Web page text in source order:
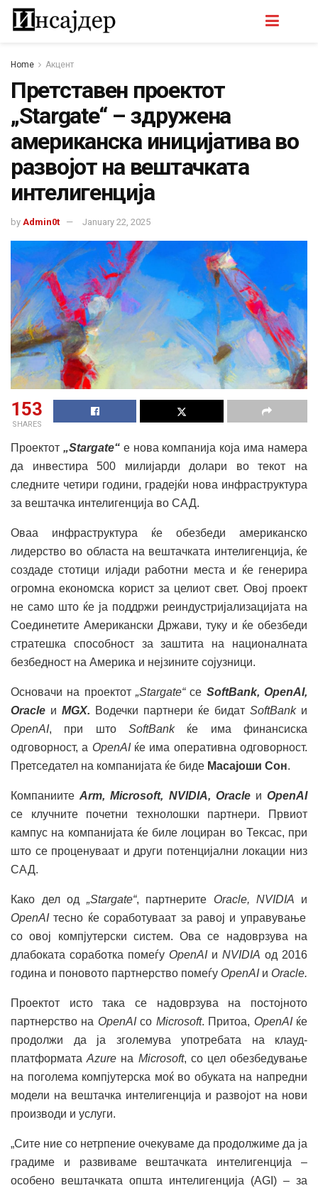
Home Акцент
Претставен проектот
„Stargate“ – здружена
американска иницијатива во
развојот на вештачката
интелигенција
by Admin0t January 22, 2025
153
SHARES
Проектот „Stargate“е нова компанија која има намера
да инвестира 500 милијарди долари во текот на
следните четири години, градејќи нова инфраструктура
за вештачка интелигенција во САД.
Оваа инфраструктура ќе обезбеди американско
лидерство во областа на вештачката интелигенција, ќе
создаде стотици илјади работни места и ќе генерира
огромна економска корист за целиот свет. Овој проект
не само што ќе ја поддржи реиндустријализацијата на
Соединетите Американски Држави, туку и ќе обезбеди
стратешка способност за заштита на националната
безбедност на Америка и нејзините сојузници.
Основачи на проектот „Stargate“се SoftBank, OpenAI,
Oracle и MGX. Водечки партнери ќе бидат SoftBankи
OpenAI, при што SoftBankќе има финансиска
одговорност, а OpenAIќе има оперативна одговорност.
Претседател на компанијата ќе биде Масајоши Сон.
КомпаниитеArm, Microsoft, NVIDIA, Oracle иOpenAI
се клучните почетни технолошки партнери. Првиот
кампус на компанијата ќе биле лоциран во Тексас, при
што се проценуваат и други потенцијални локации низ
САД.
Како дел од „Stargate“, партнерите Oracle, NVIDIA и
OpenAIтесно ќе соработуваат за равој и управување
со овој компјутерски систем. Ова се надоврзува на
длабоката соработка помеѓу OpenAI и NVIDIA од 2016
година и поновото партнерство помеѓу OpenAI и Oracle.
Проектот исто така се надоврзува на постојното
партнерство на OpenAIсо Microsoft. Притоа, OpenAIќе
продолжи да ја зголемува употребата на клауд-
платформатаAzure на Microsoft, со цел обезбедување
на поголема компјутерска моќ во обуката на напредни
модели на вештачка интелигенција и развојот на нови
производи и услуги.
„Сите ние со нетрпение очекуваме да продолжиме да ја
градиме и развиваме вештачката интелигенција –
особено вештачката општа интелигенција (AGI) – за